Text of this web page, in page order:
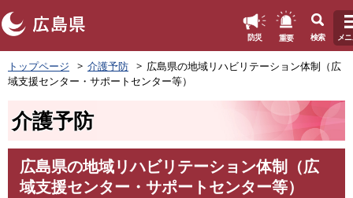
ペ
ー
ジ
防災 重要 検索 メ
トップページ 介護予防
広島県の地域リハビリテーション体制（広
域支援センター・サポートセンター等）
介護予防
広島県の地域リハビリテーション体制（広
域支援センター・サポートセンター等）